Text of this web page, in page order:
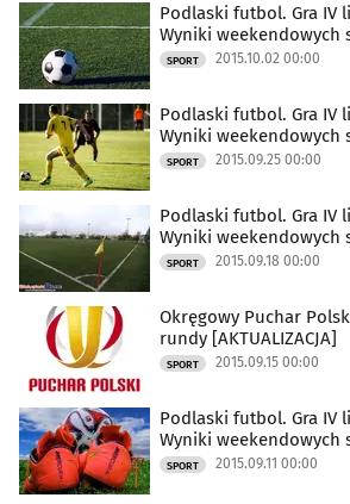
Podlaski futbol. Gra IV
Wyniki weekendowych
SPORT 2015.10.02 00:00
Podlaski futbol. Gra IV
Wyniki weekendowych
SPORT 2015.09.25 00:00
Podlaski futbol. Gra IV
Wyniki weekendowych
SPORT 2015.09.18 00:00
Okręgowy Puchar
rundy [AKTUALIZACJA]
SPORT 2015.09.15 00:00
Podlaski futbol. Gra IV
Wyniki weekendowych
SPORT 2015.09.11 00:00